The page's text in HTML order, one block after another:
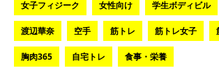
女子フィジーク 女性向け 学生ボディビル
渡辺華奈 空手 筋トレ 筋トレ女子
胸肉365 自宅トレ 食事・栄養